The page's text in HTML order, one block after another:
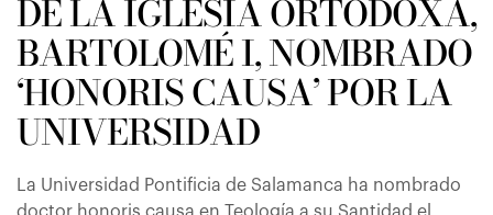
DE LA IGLESIA ORTODOXA,
BARTOLOMÉ I, NOMBRADO
‘HONORIS CAUSA’ POR LA
UNIVERSIDAD
La Universidad Pontificia de Salamanca ha nombrado